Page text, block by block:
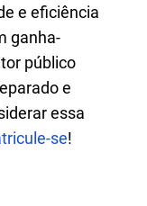
e eficiência
ganha-
público
e
essa
se!